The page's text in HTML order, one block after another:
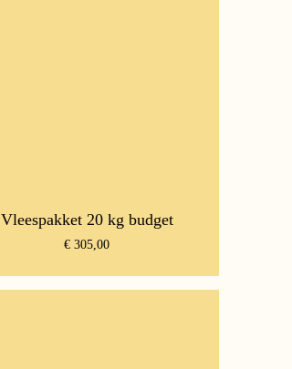
Vleespakket 20 kg budget
€ 305,00